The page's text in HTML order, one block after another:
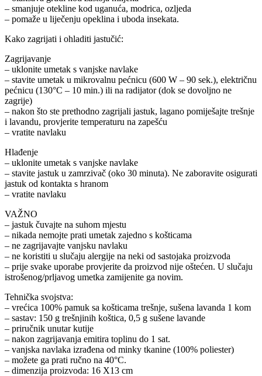
– smanjuje otekline kod uganuća, modrica, ozljeda
– pomaže u liječenju opeklina i uboda insekata.
Kako zagrijati i ohladiti jastučić:
Zagrijavanje
– uklonite umetak s vanjske navlake
– stavite umetak u mikrovalnu pećnicu (600 W – 90 sek.), električnu
pećnicu (130°C – 10 min.) ili na radijator (dok se dovoljno ne
zagrije)
– nakon što ste prethodno zagrijali jastuk, lagano pomiješajte trešnje
i lavandu, provjerite temperaturu na zapešću
– vratite navlaku
Hlađenje
– uklonite umetak s vanjske navlake
– stavite jastuk u zamrzivač (oko 30 minuta). Ne zaboravite osigurati
jastuk od kontakta s hranom
– vratite navlaku
VAŽNO
– jastuk čuvajte na suhom mjestu
– nikada nemojte prati umetak zajedno s košticama
– ne zagrijavajte vanjsku navlaku
– ne koristiti u slučaju alergije na neki od sastojaka proizvoda
– prije svake uporabe provjerite da proizvod nije oštećen. U slučaju
istrošenog/prljavog umetka zamijenite ga novim.
Tehnička svojstva:
– vrećica 100% pamuk sa košticama trešnje, sušena lavanda 1 kom
– sastav: 150 g trešnjinih koštica, 0,5 g sušene lavande
– priručnik unutar kutije
– nakon zagrijavanja emitira toplinu do 1 sat.
– vanjska navlaka izrađena od minky tkanine (100% poliester)
– možete ga prati ručno na 40°C.
– dimenzija proizvoda: 16 X13 cm